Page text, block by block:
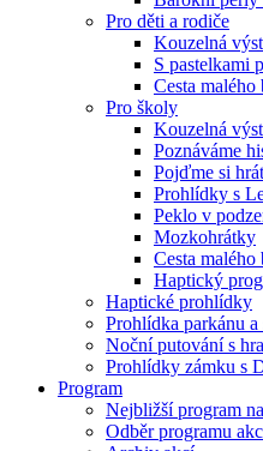
Pro děti a rodiče
Kouzelná
S pastelkami
Cesta malého
Pro školy
Kouzelná
Poznáváme
Pojďme si
Prohlídky s
Peklo v
Mozkohrátky
Cesta malého
Haptický
Haptické prohlídky
Prohlídka parkánu a
Noční putování s
Prohlídky zámku s
Program
Nejbližší program
Odběr programu